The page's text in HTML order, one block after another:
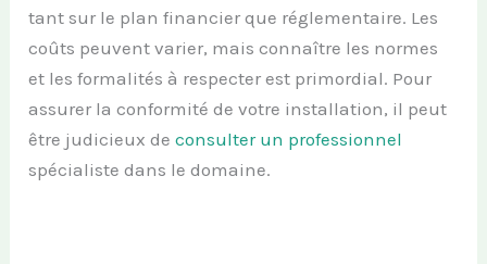
tant sur le plan financier que réglementaire. Les
coûts peuvent varier, mais connaître les normes
et les formalités à respecter est primordial. Pour
assurer la conformité de votre installation, il peut
être judicieux deconsulter un professionnel
spécialiste dans le domaine.